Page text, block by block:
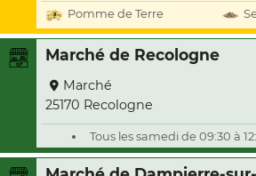
Pomme de Terre
Marché de Recologne
Marché
25170 Recologne
Tous les samedi de 09:30 à